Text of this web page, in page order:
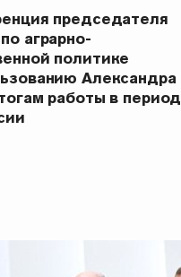
председателя
аграрно-
политике
Александра
работы в период